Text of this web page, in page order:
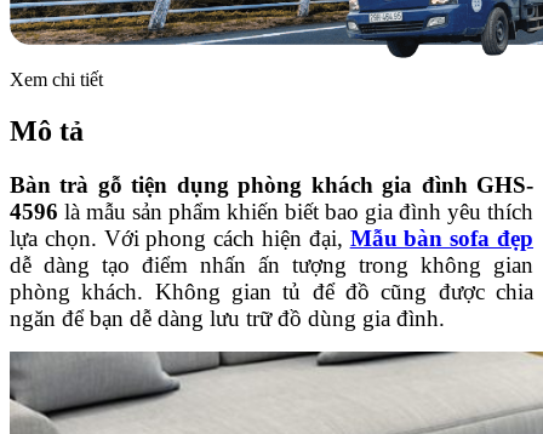
Xem chi tiết
Mô tả
Bàn trà gỗ tiện dụng phòng khách gia đình GHS-
4596 là mẫu sản phẩm khiến biết bao gia đình yêu thích
lựa chọn. Với phong cách hiện đại, Mẫu bàn sofa đẹp
dễ dàng tạo điểm nhấn ấn tượng trong không gian
phòng khách. Không gian tủ để đồ cũng được chia
ngăn để bạn dễ dàng lưu trữ đồ dùng gia đình.